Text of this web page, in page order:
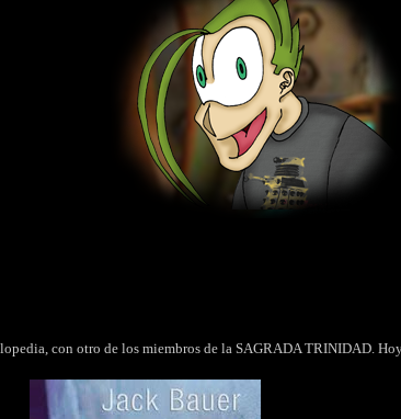
con otro de los miembros de la SAGRADA TRINIDAD.